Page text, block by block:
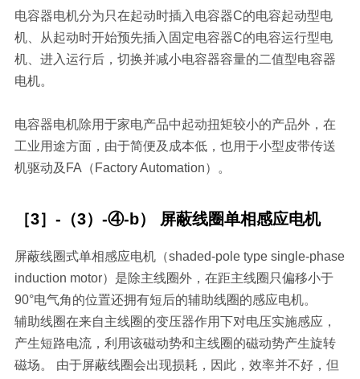
电容器电机分为只在起动时插入电容器C的电容起动型电
机、从起动时开始预先插入固定电容器C的电容运行型电
机、进入运行后，切换并减小电容器容量的二值型电容器
电机。
电容器电机除用于家电产品中起动扭矩较小的产品外，在
工业用途方面，由于简便及成本低，也用于小型皮带传送
机驱动及FA（Factory Automation）。
［3］-（3）-④-b） 屏蔽线圈单相感应电机
屏蔽线圈式单相感应电机（shaded-pole type single-phase
induction motor）是除主线圈外，在距主线圈只偏移小于
90°电气角的位置还拥有短后的辅助线圈的感应电机。
辅助线圈在来自主线圈的变压器作用下对电压实施感应，
产生短路电流，利用该磁动势和主线圈的磁动势产生旋转
磁场。 由于屏蔽线圈会出现损耗，因此，效率并不好，但